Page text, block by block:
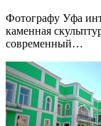
Фотографу Уфа
каменная
современный…